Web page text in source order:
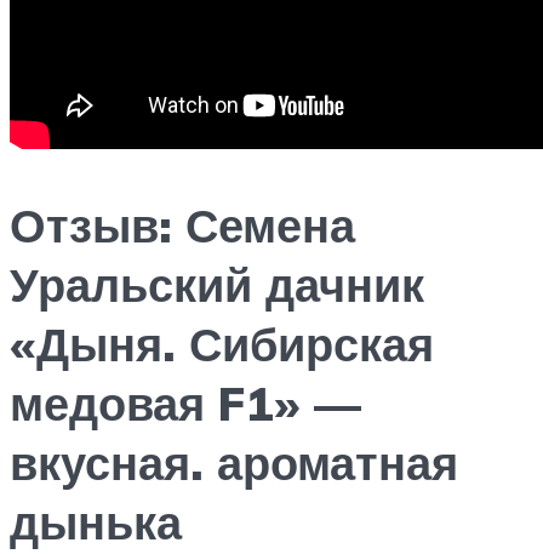
Отзыв: Семена
Уральский дачник
«Дыня. Сибирская
медовая F1» —
вкусная. ароматная
дынька